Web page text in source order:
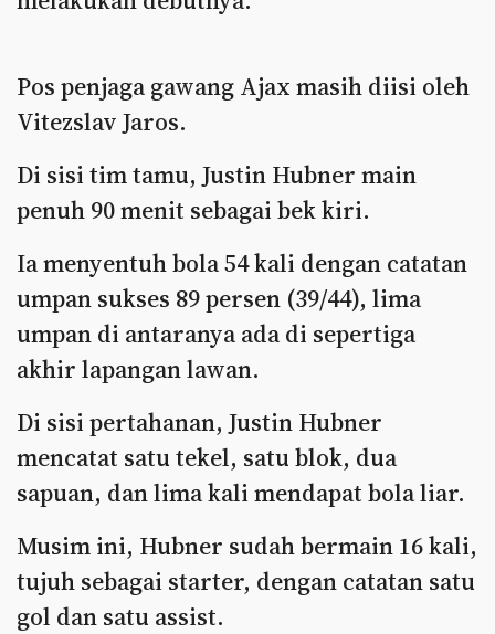
Pos penjaga gawang Ajax masih diisi oleh
Vitezslav Jaros.
Di sisi tim tamu, Justin Hubner main
penuh 90 menit sebagai bek kiri.
Ia menyentuh bola 54 kali dengan catatan
umpan sukses 89 persen (39/44), lima
umpan di antaranya ada di sepertiga
akhir lapangan lawan.
Di sisi pertahanan, Justin Hubner
mencatat satu tekel, satu blok, dua
sapuan, dan lima kali mendapat bola liar.
Musim ini, Hubner sudah bermain 16 kali,
tujuh sebagai starter, dengan catatan satu
gol dan satu assist.